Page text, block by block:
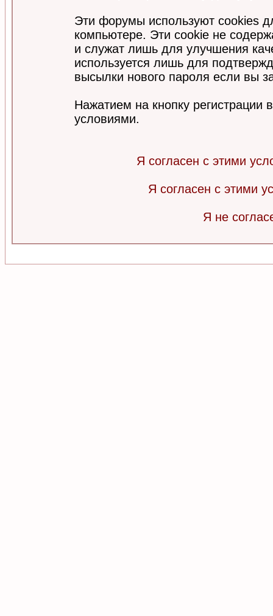
Эти форумы используют cookies
компьютере. Эти cookie не
и служат лишь для улучшения
используется лишь для
высылки нового пароля если вы
Нажатием на кнопку регистрации
условиями.
Я согласен с этими
Я согласен с этими
Я не